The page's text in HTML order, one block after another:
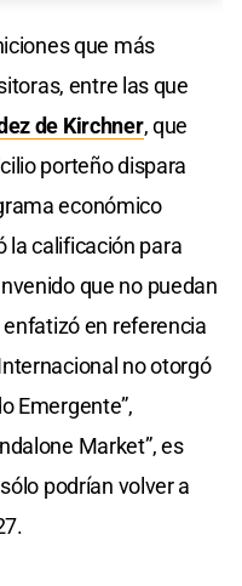
que más
entre las que
de Kirchner, que
porteño dispara
económico
la calificación para
que no puedan
enfatizó en referencia
no otorgó
Emergente”,
Market”, es
podrían volver a